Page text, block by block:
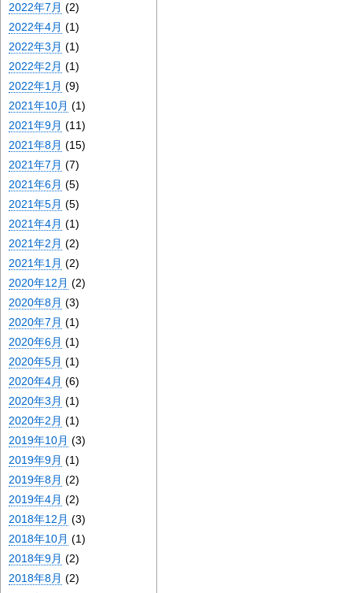
2022年7月 (2)
2022年4月 (1)
2022年3月 (1)
2022年2月 (1)
2022年1月 (9)
2021年10月 (1)
2021年9月 (11)
2021年8月 (15)
2021年7月 (7)
2021年6月 (5)
2021年5月 (5)
2021年4月 (1)
2021年2月 (2)
2021年1月 (2)
2020年12月 (2)
2020年8月 (3)
2020年7月 (1)
2020年6月 (1)
2020年5月 (1)
2020年4月 (6)
2020年3月 (1)
2020年2月 (1)
2019年10月 (3)
2019年9月 (1)
2019年8月 (2)
2019年4月 (2)
2018年12月 (3)
2018年10月 (1)
2018年9月 (2)
2018年8月 (2)